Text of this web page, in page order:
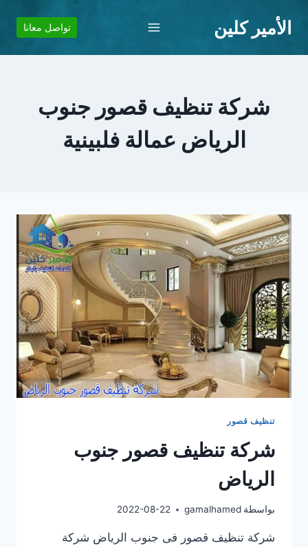
الأمير كلين تواصل معانا
شركة تنظيف قصور جنوب
الرياض عمالة فلبينية
تنظيف قصور
شركة تنظيف قصور جنوب
الرياض
بواسطة gamalhamed
2022-08-22
شركة تنظيف قصور فى جنوب الرياض شركة